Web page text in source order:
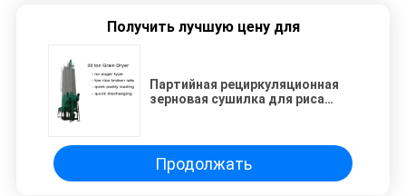
Получить лучшую цену для
Партийная рециркуляционная
зерновая сушилка для риса
Продолжать